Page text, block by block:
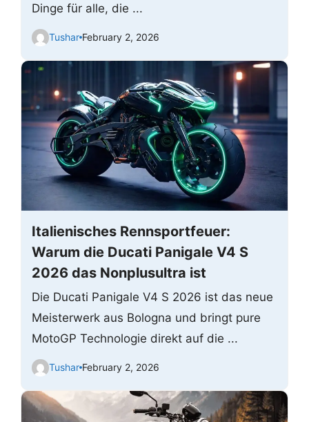
Dinge für alle, die ...
Tushar February 2, 2026
Italienisches Rennsportfeuer:
Warum die Ducati Panigale V4 S
2026 das Nonplusultra ist
Die Ducati Panigale V4 S 2026 ist das neue
Meisterwerk aus Bologna und bringt pure
MotoGP Technologie direkt auf die ...
Tushar February 2, 2026